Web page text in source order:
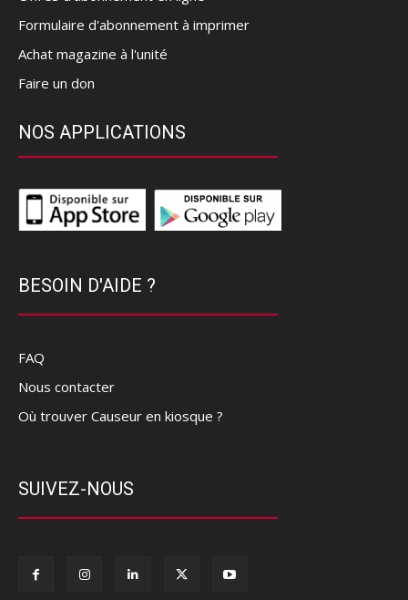
Formulaire d'abonnement à imprimer
Achat magazine à l'unité
Faire un don
NOS APPLICATIONS
BESOIN D'AIDE ?
FAQ
Nous contacter
Où trouver Causeur en kiosque ?
SUIVEZ-NOUS